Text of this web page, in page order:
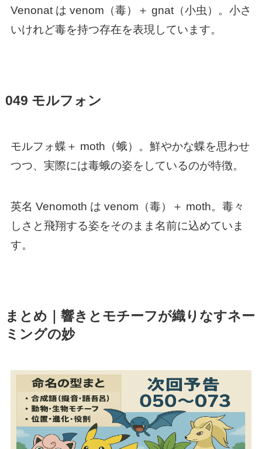
Venonat は venom（毒）＋ gnat（小虫）。小さ
いけれど毒を持つ存在を表現しています。
049 モルフォン
モルフォ蝶＋ moth（蛾）。鮮やかな蝶を思わせ
つつ、実際には毒蛾の姿をしているのが特徴。
英名 Venomoth は venom（毒）＋ moth。毒々
しさと飛翔する姿をそのまま名前に込めていま
す。
まとめ｜響きとモチーフが織りなすネー
ミングの妙